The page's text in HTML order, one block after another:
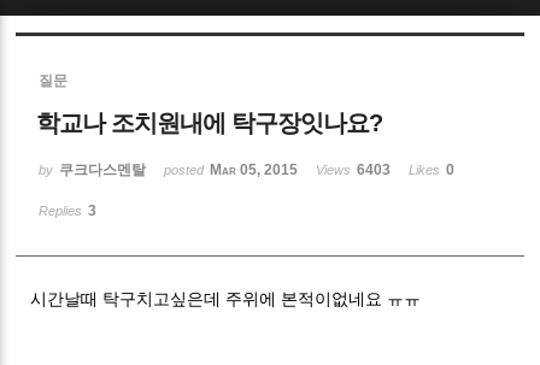
질문
학교나 조치원내에 탁구장잇나요?
by 쿠크다스멘탈 posted Mar 05, 2015 Views 6403 Likes 0
Replies 3
시간날때 탁구치고싶은데 주위에 본적이없네요 ㅠㅠ
Sketchbook5, 스케치북5
Sketchbook5, 스케치북5